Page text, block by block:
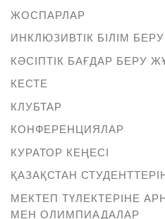
ЖОСПАРЛАР
ИНКЛЮЗИВТІК БІЛІМ БЕРУ
КӘСІПТІК БАҒДАР БЕРУ
КЕСТЕ
КЛУБТАР
КОНФЕРЕНЦИЯЛАР
КУРАТОР КЕҢЕСІ
ҚАЗАҚСТАН
МЕКТЕП ТҮЛЕКТЕРІНЕ
МЕН ОЛИМПИАДАЛАР